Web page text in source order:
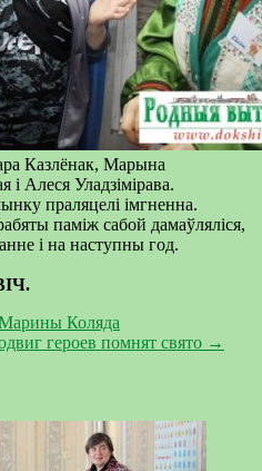
Казлёнак, Марына
Алеся Уладзімірава.
праляцелі імгненна.
паміж сабой дамаўляліся,
і на наступны год.
Марины Коляда
героев помнят свято →